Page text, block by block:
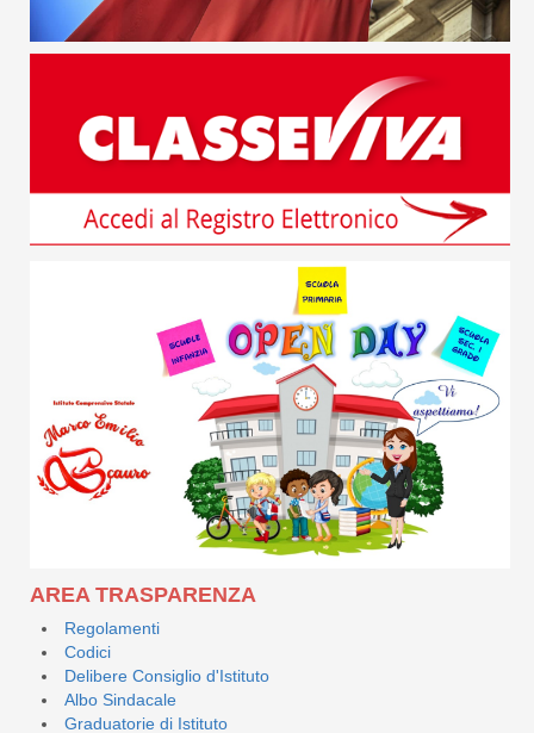
AREA TRASPARENZA
Regolamenti
Codici
Delibere Consiglio d'Istituto
Albo Sindacale
Graduatorie di Istituto